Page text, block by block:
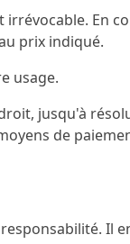
En
prix indiqué.
usage.
jusqu'à
de
Il